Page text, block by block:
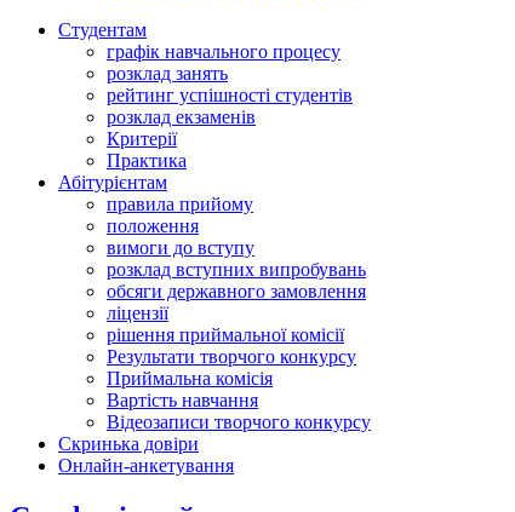
Студентам
графік навчального процесу
розклад занять
рейтинг успішності студентів
розклад екзаменів
Критерії
Практика
Абітурієнтам
правила прийому
положення
вимоги до вступу
розклад вступних випробувань
обсяги державного замовлення
ліцензії
рішення приймальної комісії
Результати творчого конкурсу
Приймальна комісія
Вартість навчання
Відеозаписи творчого конкурсу
Скринька довіри
Онлайн-анкетування